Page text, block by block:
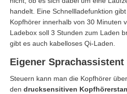
handelt. Eine Schnellladefunktion
Kopfhörer innerhalb von 30 Minuten
Ladebox soll 3 Stunden zum Laden
gibt es auch kabelloses Qi-Laden.
Eigener
Steuern kann man die Kopfhörer
den drucksensitiven